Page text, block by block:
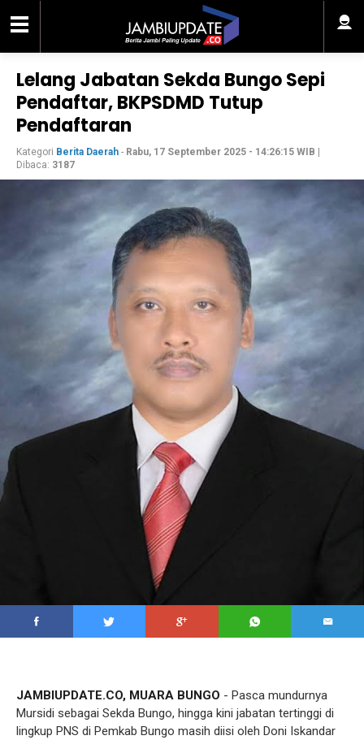
Lelang Jabatan Sekda Bungo Sepi
Pendaftar, BKPSDMD Tutup
Pendaftaran
Kategori Berita Daerah - Rabu, 17 September 2025 - 14:26:15 WIB
Dibaca: 3187
JAMBIUPDATE.CO, MUARA BUNGO - Pasca mundurnya
Mursidi sebagai Sekda Bungo, hingga kini jabatan tertinggi di
lingkup PNS di Pemkab Bungo masih diisi oleh Doni Iskandar